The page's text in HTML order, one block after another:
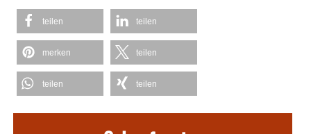
teilen teilen
merken teilen
teilen teilen